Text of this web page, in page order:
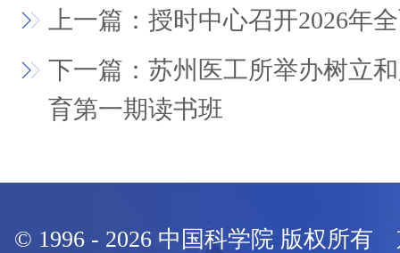
上一篇：授时中心召开2026年
下一篇：苏州医工所举办树立
育第一期读书班
© 1996 - 2026 中国科学院 版权所有